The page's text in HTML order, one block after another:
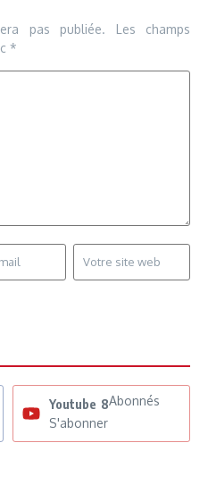
pas publiée.
Les champs
*
Youtube 8Abonnés
S'abonner